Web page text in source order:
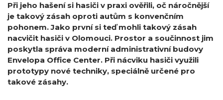
Při jeho hašení si hasiči v praxi ověřili, oč náročnější
je takový zásah oproti autům s konvenčním
pohonem. Jako první si teď mohli takový zásah
nacvičit hasiči v Olomouci. Prostor a součinnost jim
poskytla správa moderní administrativní budovy
Envelopa Office Center. Při nácviku hasiči využili
prototypy nové techniky, speciálně určené pro
takové zásahy.